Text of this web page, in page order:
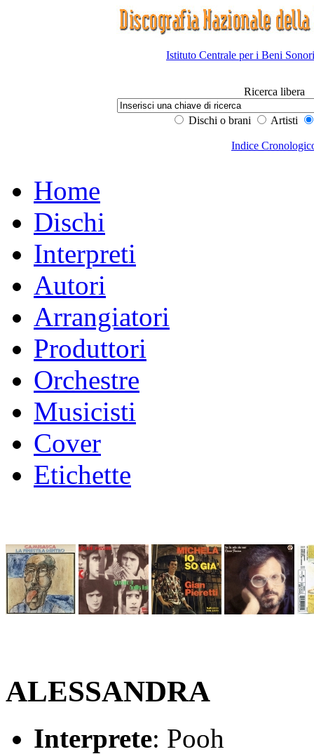
Istituto Centrale per i Beni
Ricerca libera
Dischi o brani Artisti
Indice
Home
Dischi
Interpreti
Autori
Arrangiatori
Produttori
Orchestre
Musicisti
Cover
Etichette
ALESSANDRA
Interprete: Pooh